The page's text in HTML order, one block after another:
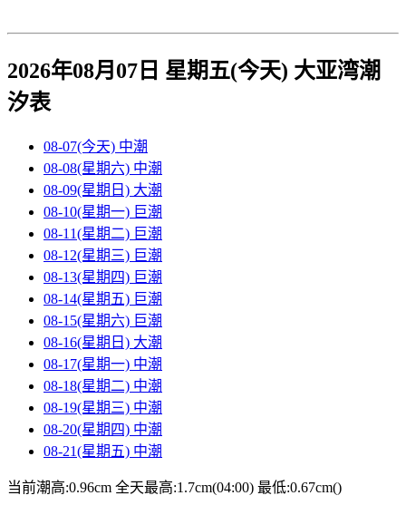
2026年08月07日 星期五(今天) 大亚湾潮
汐表
08-07(今天) 中潮
08-08(星期六) 中潮
08-09(星期日) 大潮
08-10(星期一) 巨潮
08-11(星期二) 巨潮
08-12(星期三) 巨潮
08-13(星期四) 巨潮
08-14(星期五) 巨潮
08-15(星期六) 巨潮
08-16(星期日) 大潮
08-17(星期一) 中潮
08-18(星期二) 中潮
08-19(星期三) 中潮
08-20(星期四) 中潮
08-21(星期五) 中潮
当前潮高:0.96cm 全天最高:1.7cm(04:00) 最低:0.67cm()